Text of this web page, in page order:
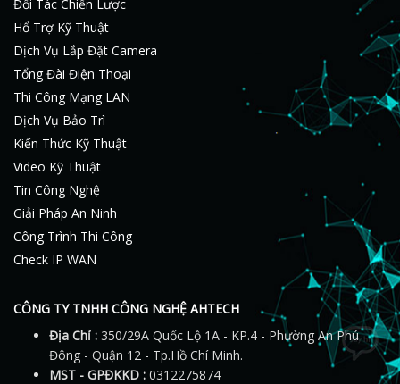
Đối Tác Chiến Lược
Hổ Trợ Kỹ Thuật
Dịch Vụ Lắp Đặt Camera
Tổng Đài Điện Thoại
Thi Công Mạng LAN
Dịch Vụ Bảo Trì
Kiến Thức Kỹ Thuật
Video Kỹ Thuật
Tin Công Nghệ
Giải Pháp An Ninh
Công Trình Thi Công
Check IP WAN
CÔNG TY TNHH CÔNG NGHỆ AHTECH
Địa Chỉ : 350/29A Quốc Lộ 1A - KP.4 - Phường An Phú
Đông - Quận 12 - Tp.Hồ Chí Minh.
MST - GPĐKKD : 0312275874